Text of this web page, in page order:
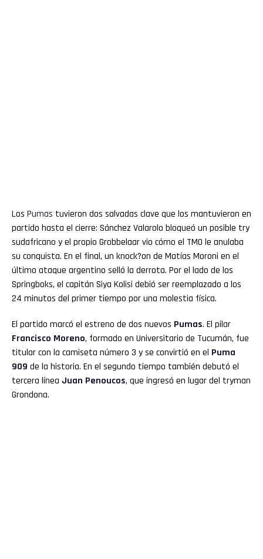
Los Pumas tuvieron dos salvadas clave que los mantuvieron en
partido hasta el cierre: Sánchez Valarolo bloqueó un posible try
sudafricano y el propio Grobbelaar vio cómo el TMO le anulaba
su conquista. En el final, un knock?on de Matías Moroni en el
último ataque argentino selló la derrota. Por el lado de los
Springboks, el capitán Siya Kolisi debió ser reemplazado a los
24 minutos del primer tiempo por una molestia física.
El partido marcó el estreno de dos nuevos Pumas. El pilar
Francisco Moreno, formado en Universitario de Tucumán, fue
titular con la camiseta número 3 y se convirtió en el Puma
909 de la historia. En el segundo tiempo también debutó el
tercera línea Juan Penoucos, que ingresó en lugar del tryman
Grondona.